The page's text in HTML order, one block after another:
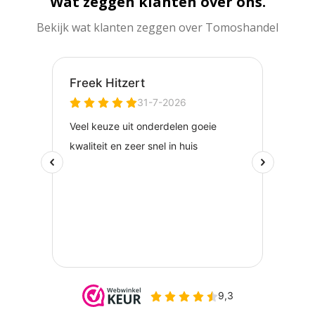
Bekijk wat klanten zeggen over Tomoshandel